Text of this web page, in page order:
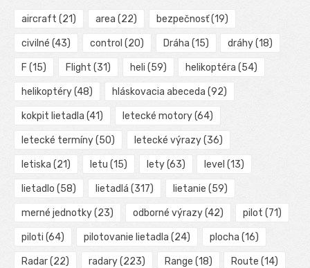
aircraft (21) area (22) bezpečnosť(19)
civilné (43) control (20) Dráha (15) dráhy(18)
F (15) Flight (31) heli (59) helikoptéra (54)
helikoptéry(48) hláskovacia abeceda (92)
kokpit lietadla (41) letecké motory(64)
letecké termíny(50) letecké výrazy(36)
letiska (21) letu (15) lety(63) level (13)
lietadlo (58) lietadlá (317) lietanie (59)
merné jednotky(23) odborné výrazy(42) pilot (71)
piloti (64) pilotovanie lietadla (24) plocha (16)
Radar(22) radary(223) Range (18) Route (14)